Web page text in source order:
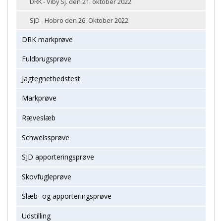
SJD - Hobro den 26. Oktober 2022
DRK markprøve
Fuldbrugsprøve
Jagtegnethedstest
Markprøve
Ræveslæb
Schweissprøve
SJD apporteringsprøve
Skovfugleprøve
Slæb- og apporteringsprøve
Udstilling